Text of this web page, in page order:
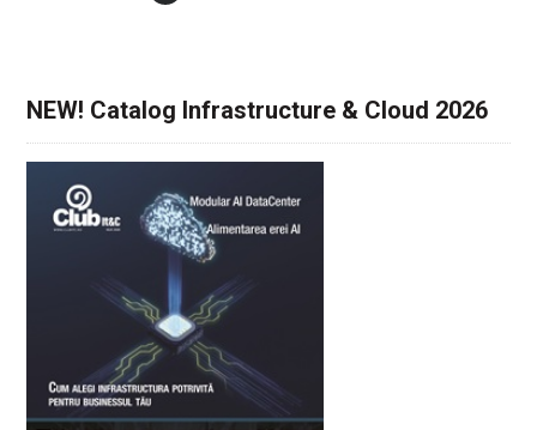
NEW! Catalog Infrastructure & Cloud 2026